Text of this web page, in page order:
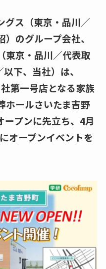
グス（東京・品川／
のグループ会社、
東京・品川／代表取
下、当社）は、
第一号店となる家族
ホールさいたま吉野
ープンに先立ち、4月
オープンイベントを